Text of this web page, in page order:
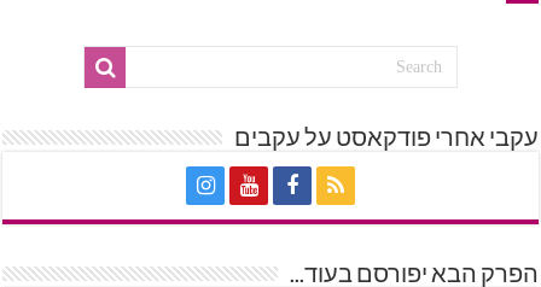
עקבי אחרי פודקאסט על עקבים
הפרק הבא יפורסם בעוד...